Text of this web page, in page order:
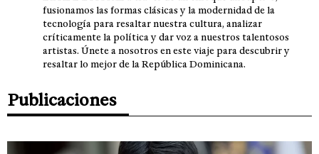
fusionamos las formas clásicas y la modernidad de la
tecnología para resaltar nuestra cultura, analizar
críticamente la política y dar voz a nuestros talentosos
artistas. Únete a nosotros en este viaje para descubrir y
resaltar lo mejor de la República Dominicana.
Publicaciones